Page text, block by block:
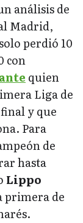
análisis de
Madrid,
perdió 10
con
quien
Liga de
y que
Para
de
hasta
Lippo
primera de